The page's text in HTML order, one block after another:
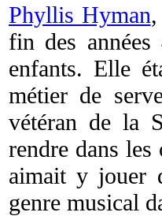
Phyllis Hyman
fin des
enfants. Elle
métier de
vétéran de la
rendre dans
aimait y jouer
genre musical